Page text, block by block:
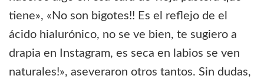
tiene», «No son bigotes!! Es el reflejo de el
ácido hialurónico, no se ve bien, te sugiero a
drapia en Instagram, es seca en labios se ven
naturales!», aseveraron otros tantos. Sin dudas,